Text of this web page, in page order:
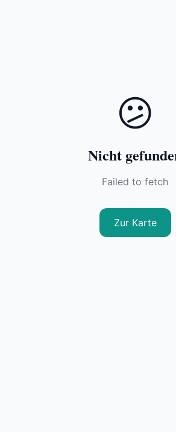
😕
Nicht
Failed to fetch
Zur Karte